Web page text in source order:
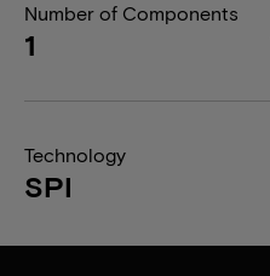
Number of Components
1
Technology
SPI